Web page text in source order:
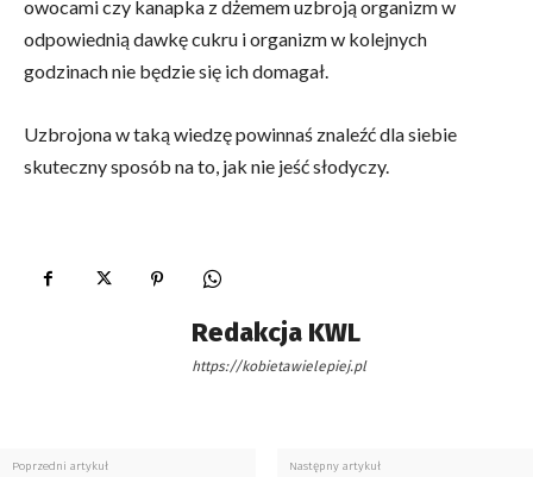
owocami czy kanapka z dżemem uzbroją organizm w
odpowiednią dawkę cukru i organizm w kolejnych
godzinach nie będzie się ich domagał.
Uzbrojona w taką wiedzę powinnaś znaleźć dla siebie
skuteczny sposób na to, jak nie jeść słodyczy.
Redakcja KWL
https://kobietawielepiej.pl
Poprzedni artykuł Następny artykuł